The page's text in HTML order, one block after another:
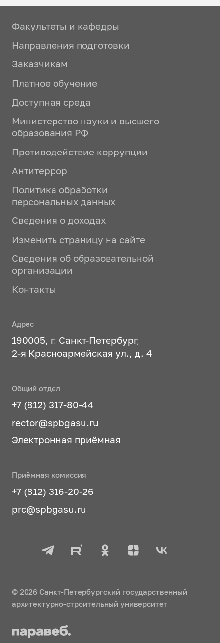
Факультеты и кафедры
Направления подготовки
Заказчикам
Платное обучение
Доступная среда
Министерство науки и высшего
образования РФ
Противодействие коррупции
Антитеррор
Политика обработки
персональных данных
Сведения о доходах
Изменить страницу на сайте
Сведения об образовательной
организации
Контакты
Адрес
190005, г. Санкт-Петербург,
2-я Красноармейская ул., д. 4
Общий отдел
+7 (812) 317-80-44
rector@spbgasu.ru
Электронная приёмная
Приёмная комиссия
+7 (812) 316-20-26
prc@spbgasu.ru
© 2026 Санкт-Петербургский государственный
архитектурно-строительный университет